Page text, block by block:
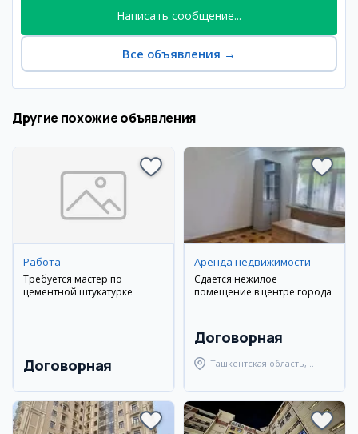
Написать сообщение...
Все объявления →
Другие похожие объявления
Работа
Требуется мастер по
цементной штукатурке
Договорная
Аренда недвижимости
Сдается нежилое
помещение в центре города
Договорная
Ташкентская область,